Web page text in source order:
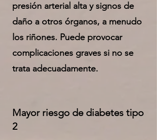
presión arterial alta y signos de
daño a otros órganos, a menudo
los riñones. Puede provocar
complicaciones graves si no se
trata adecuadamente.
Mayor riesgo de diabetes tipo
2